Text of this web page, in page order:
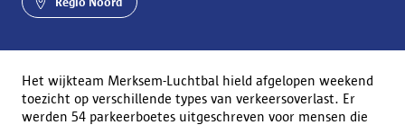
Het wijkteam Merksem-Luchtbal hield afgelopen weekend
toezicht op verschillende types van verkeersoverlast. Er
werden 54 parkeerboetes uitgeschreven voor mensen die